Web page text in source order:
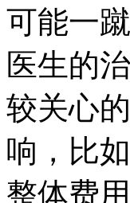
可能一
医生的
较关心
响，比
整体费